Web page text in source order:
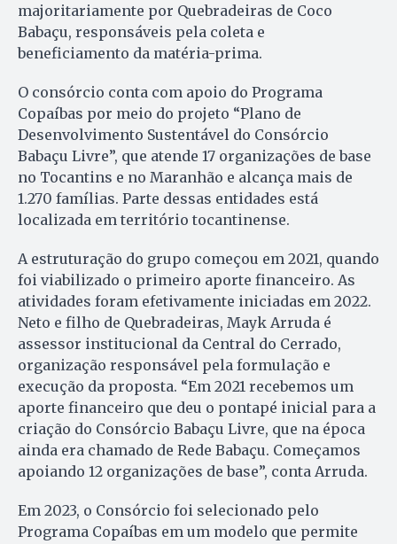
majoritariamente por Quebradeiras de Coco
Babaçu, responsáveis pela coleta e
beneficiamento da matéria-prima.
O consórcio conta com apoio do Programa
Copaíbas por meio do projeto “Plano de
Desenvolvimento Sustentável do Consórcio
Babaçu Livre”, que atende 17 organizações de base
no Tocantins e no Maranhão e alcança mais de
1.270 famílias. Parte dessas entidades está
localizada em território tocantinense.
A estruturação do grupo começou em 2021, quando
foi viabilizado o primeiro aporte financeiro. As
atividades foram efetivamente iniciadas em 2022.
Neto e filho de Quebradeiras, Mayk Arruda é
assessor institucional da Central do Cerrado,
organização responsável pela formulação e
execução da proposta. “Em 2021 recebemos um
aporte financeiro que deu o pontapé inicial para a
criação do Consórcio Babaçu Livre, que na época
ainda era chamado de Rede Babaçu. Começamos
apoiando 12 organizações de base”, conta Arruda.
Em 2023, o Consórcio foi selecionado pelo
Programa Copaíbas em um modelo que permite